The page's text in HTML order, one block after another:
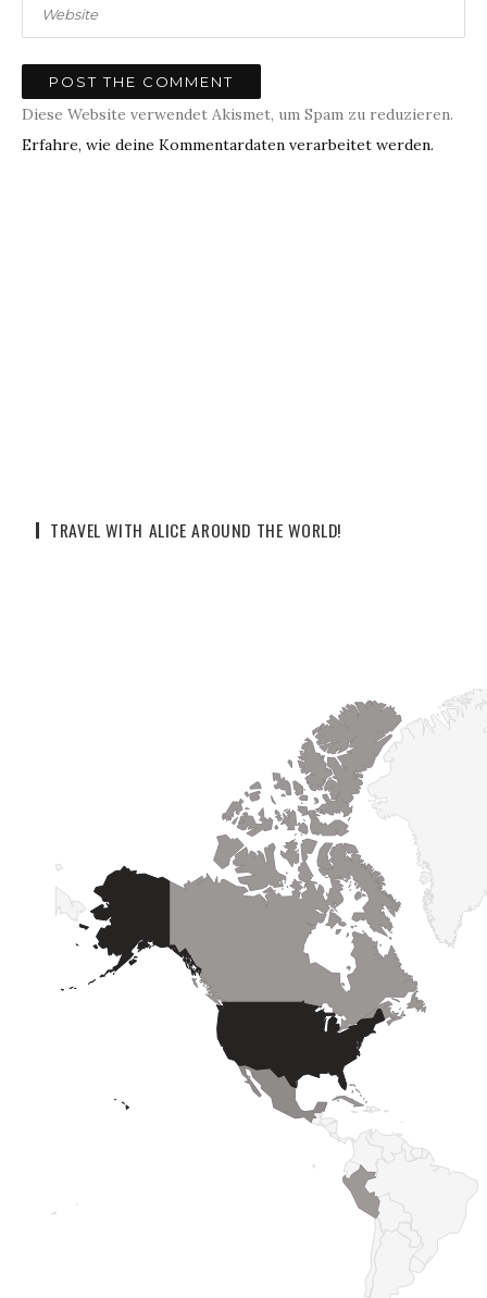
Diese Website verwendet Akismet, um Spam zu reduzieren.
Erfahre, wie deine Kommentardaten verarbeitet werden.
TRAVEL WITH ALICE AROUND THE WORLD!